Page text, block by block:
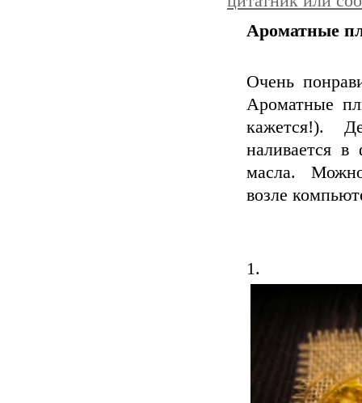
Ароматные
Очень
Ароматные
кажется!).
наливается
масла. Можно
возле
1.